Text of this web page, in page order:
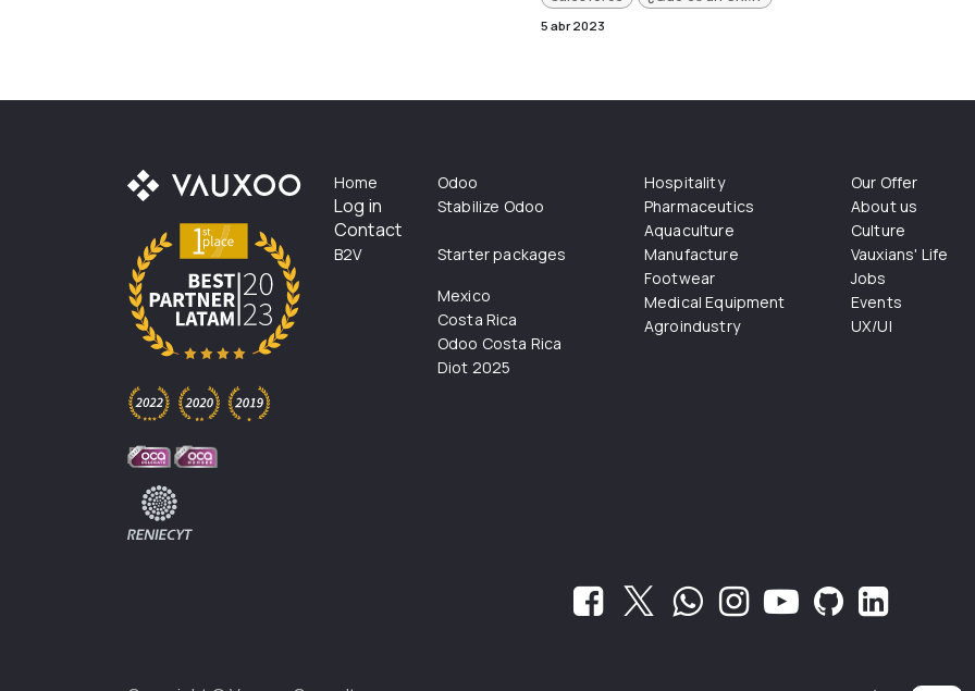
5 abr 2023
Home
Log in
Contact
B2V
Odoo
Stabilize Odoo
Starter packages
Mexico
Costa Rica
Odoo Costa Rica
Diot 2025
Hospitality
Pharmaceutics
Aquaculture
Manufacture
Footwear
Medical Equipment
Agroindustry
Our Offer
About us
Culture
Vauxians' Life
Jobs
Events
UX/UI